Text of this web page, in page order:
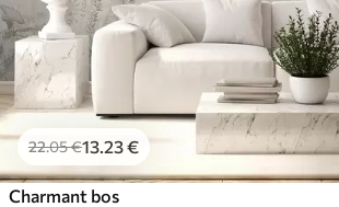
22.05€13 .23€
Charmant bos